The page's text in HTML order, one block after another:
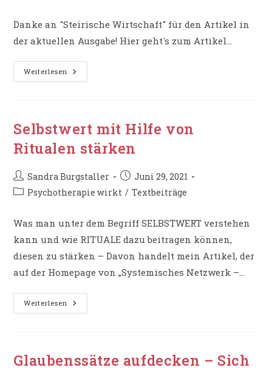
Danke an "Steirische Wirtschaft" für den Artikel in
der aktuellen Ausgabe! Hier geht's zum Artikel...
Weiterlesen Artikel
In
Zeichen
Von
Selbstwert mit Hilfe von
Ritualen stärken
Beitrags-
Autor:
Sandra Burgstaller
Beitrag
veröffentlicht:
Juni 29, 2021
Beitrags-
Psychotherapie wirkt / Textbeiträge
Was man unter dem Begriff SELBSTWERT verstehen
kann und wie RITUALE dazu beitragen können,
diesen zu stärken – Davon handelt mein Artikel, der
auf der Homepage von „Systemisches Netzwerk –…
Weiterlesen Selbstwert
Mit
Glaubenssätze aufdecken – Sich